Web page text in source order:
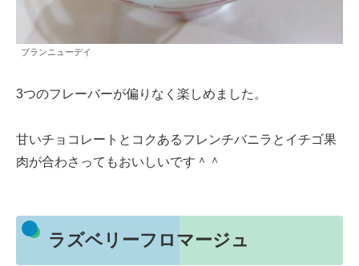
ブランニューデイ
3つのフレーバーが偏りなく楽しめました。
甘いチョコレートとコクあるフレンチバニラとイチゴ果
肉が合わさってもおいしいです＾＾
ラズベリーフロマージュ